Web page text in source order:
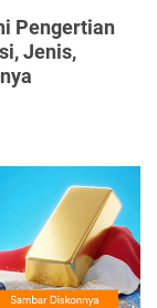
Pengertian
Jenis,